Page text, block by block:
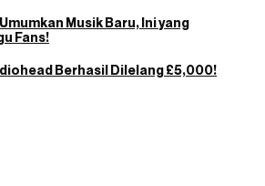
Musik Baru, Ini yang
Fans!
Berhasil Dilelang £5,000!